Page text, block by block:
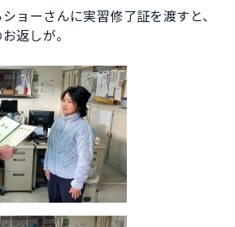
ョーさんに実習修了証を渡すと、
返しが。